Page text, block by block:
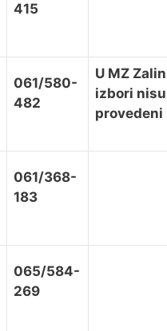
415
061/580-
482
U MZ Zalin
izbori nisu
provedeni
061/368-
183
065/584-
269